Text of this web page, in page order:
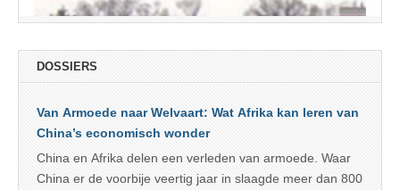
DOSSIERS
Van Armoede naar Welvaart: Wat Afrika kan leren van
China’s economisch wonder
China en Afrika delen een verleden van armoede. Waar
China er de voorbije veertig jaar in slaagde meer dan 800